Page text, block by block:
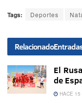
Tags: Deportes
Relacionado
El
de
HACE 15